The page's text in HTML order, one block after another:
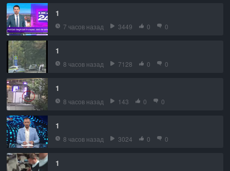
1
7 часов назад 3449 0 0
1
8 часов назад 7128 0 0
1
8 часов назад 143 0 0
1
8 часов назад 3024 0 0
1